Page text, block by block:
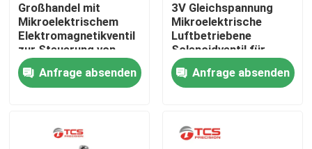
Zu Hause
Produkte
Großhandel mit
Mikroelektrischem
Elektromagnetikventil
zur Steuerung von
12V-Luftschaltungen
Anfrage absenden
3V Gleichspannung
Mikroelektrische
Luftbetriebene
Solenoidventil für
Sphygmomanometer
Anfrage absenden